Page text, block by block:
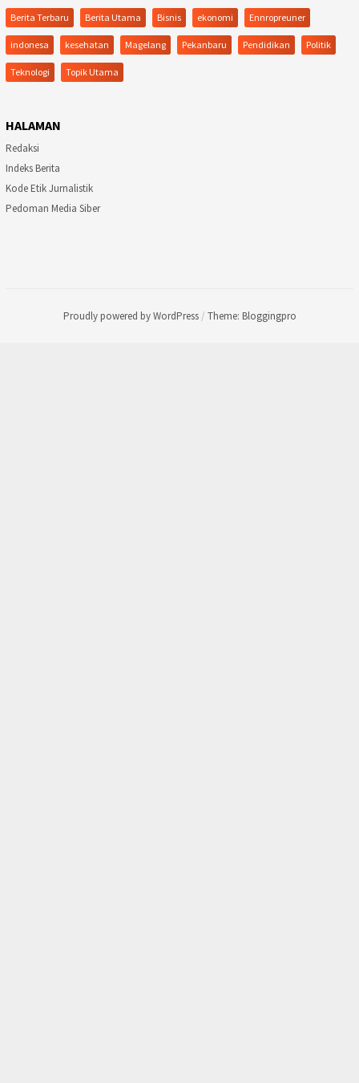
Berita Terbaru Berita Utama Bisnis ekonomi Ennropreuner
indonesa kesehatan Magelang Pekanbaru Pendidikan Politik
Teknologi Topik Utama
HALAMAN
Redaksi
Indeks Berita
Kode Etik Jurnalistik
Pedoman Media Siber
Proudly powered by WordPress / Theme: Bloggingpro